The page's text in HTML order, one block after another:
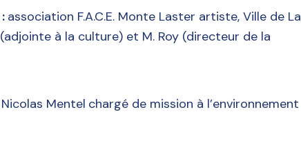
association F.A.C.E. Monte Laster artiste, Ville de La
à la culture) et M. Roy (directeur de la
Nicolas Mentel chargé de mission à l’environnement